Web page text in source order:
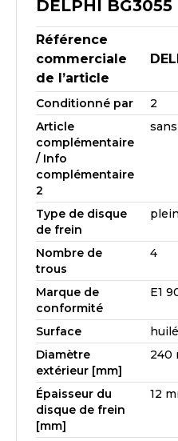
DELPHI BG3055
Référence
commerciale
de l’article
Conditionné par
2
Article
complémentaire
/ Info
complémentaire
2
Type de disque
de frein
plein
Nombre de
trous
4
Marque de
conformité
E1
Surface
huilé
Diamètre
extérieur [mm]
240
Épaisseur du
disque de frein
[mm]
12